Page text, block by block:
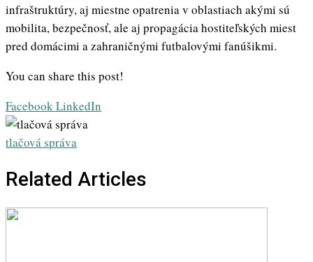
infraštruktúry, aj miestne opatrenia v oblastiach akými sú
mobilita, bezpečnosť, ale aj propagácia hostiteľských miest
pred domácimi a zahraničnými futbalovými fanúšikmi.
You can share this post!
FacebookLinkedIn
tlačová správa
Related Articles